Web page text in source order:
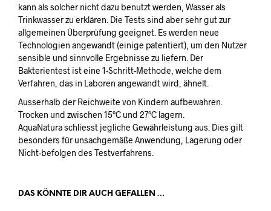
kann als solcher nicht dazu benutzt werden, Wasser als
Trinkwasser zu erklären. Die Tests sind aber sehr gut zur
allgemeinen Überprüfung geeignet. Es werden neue
Technologien angewandt (einige patentiert), um den Nutzer
sensible und sinnvolle Ergebnisse zu liefern. Der
Bakterientest ist eine 1-Schritt-Methode, welche dem
Verfahren, das in Laboren angewandt wird, ähnelt.
Ausserhalb der Reichweite von Kindern aufbewahren.
Trocken und zwischen 15°C und 27°C lagern.
AquaNatura schliesst jegliche Gewährleistung aus. Dies gilt
besonders für unsachgemäße Anwendung, Lagerung oder
Nicht-befolgen des Testverfahrens.
DAS KÖNNTE DIR AUCH GEFALLEN …